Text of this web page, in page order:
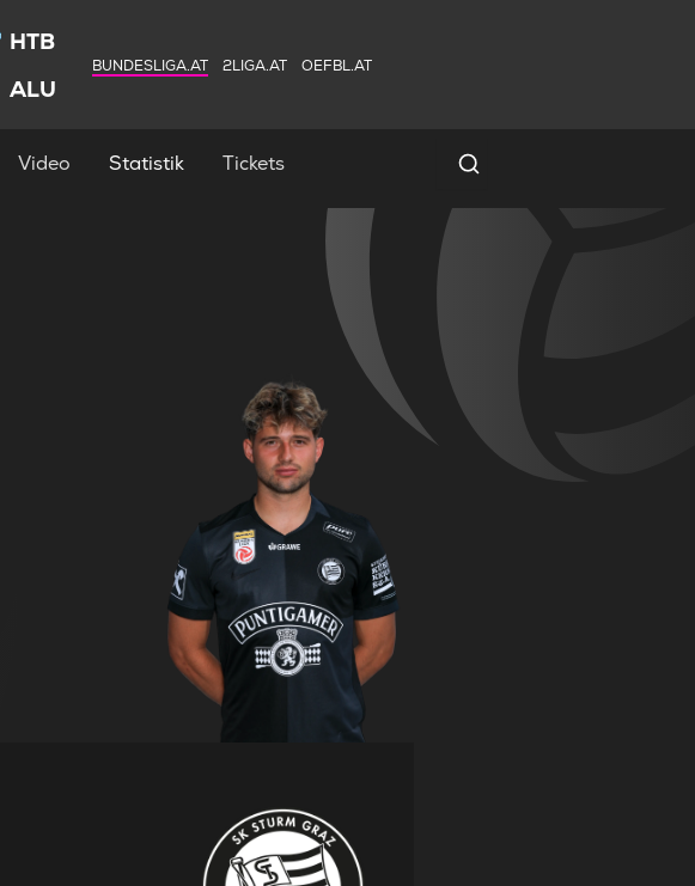
HTB
ALU
BUNDESLIGA.AT 2LIGA.AT OEFBL.AT
Video Statistik Tickets Spielersuche